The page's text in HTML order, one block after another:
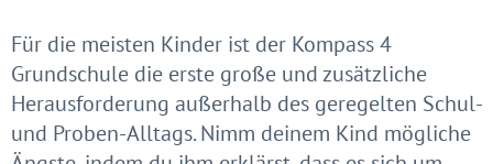
Für die meisten Kinder ist der Kompass 4
Grundschule die erste große und zusätzliche
Herausforderung außerhalb des geregelten Schul-
und Proben-Alltags. Nimm deinem Kind mögliche